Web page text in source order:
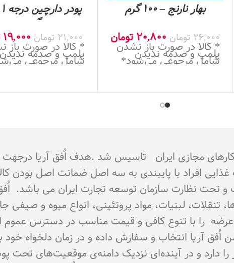
بهار نارنج – 100 گرم
26,000تومان 20,800 تومان
* کالا در صورت باز نشدن
پلمپ و صدمه ندیدن
شامل مرجوعی می‌شود*
گرمی
21,000تومان 19,000
* کالا در صورت باز
پلمپ و صدمه
شامل مرجوعی
کشوری کسب و کارهای مجازی ایران تاسیس شد .هدف اٌفق
افراد با پایبندی به سه اصل ضمانت اصل بودن
و تحت نظارت سازمان توسعه تجارت ایران می باشد.
تنقلات، لبنیات، مواد پروتئینی، انواع میوه و
عرضه را با تنوع کافی و قیمت مناسب در دسترس عموم
اٌفق آریا انتخاب و سفارش داده و در زمان دلخواه
دارد و در آینده‌ای نزدیک دامنه‌ی موقعیت‌های تحت